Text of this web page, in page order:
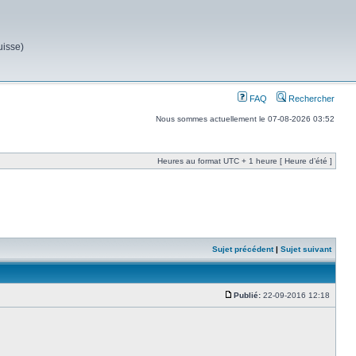
FAQ Rechercher
Nous sommes actuellement le 07-08-2026 03:52
Heures au format UTC + 1 heure [ Heure d’été ]
Sujet précédent| Sujet suivant
Publié: 22-09-2016 12:18